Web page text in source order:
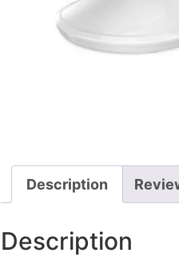
Description
Description